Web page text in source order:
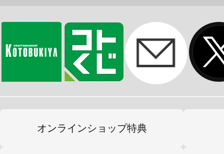
オンラインショップ特典